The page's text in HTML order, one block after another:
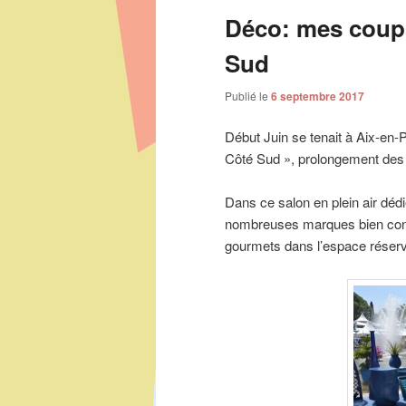
Déco: mes
Sud
Publié le 6 septembre 2017
Début Juin se tenait à Aix-
Côté Sud », prolongement
Dans ce salon en plein air
nombreuses marques bien
gourmets dans l’espace